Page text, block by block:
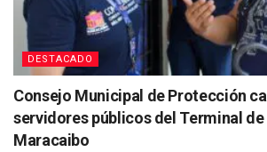
DESTACADO
Consejo Municipal de Protección
servidores públicos del Terminal de
Maracaibo